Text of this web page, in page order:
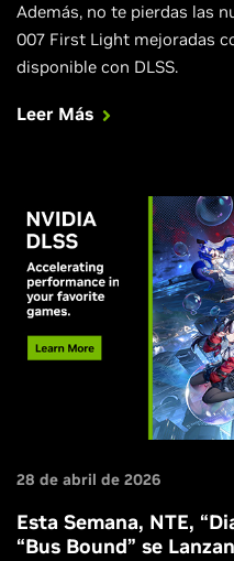
Además, no te pierdas las
007 First Light mejoradas
disponible con DLSS.
Leer Más
28 de abril de 2026
Esta Semana, NTE,
“Bus Bound” se